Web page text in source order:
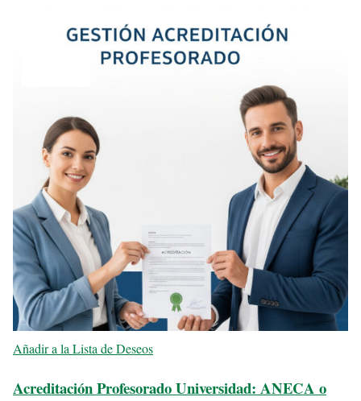
Añadir a la Lista de Deseos
Acreditación Profesorado Universidad: ANECA o